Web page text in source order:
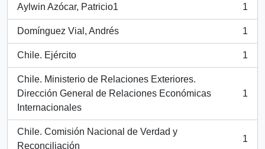
Aylwin Azócar, Patricio1
, 1 resultados
1
Domínguez Vial, Andrés
, 1 resultados
1
Chile. Ejército
, 1 resultados
1
Chile. Ministerio de Relaciones Exteriores.
Dirección General de Relaciones Económicas
Internacionales
, 1 resultados
1
Chile. Comisión Nacional de Verdad y
Reconciliación
, 1 resultados
1